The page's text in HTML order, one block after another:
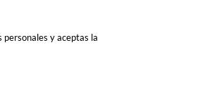
y aceptas la